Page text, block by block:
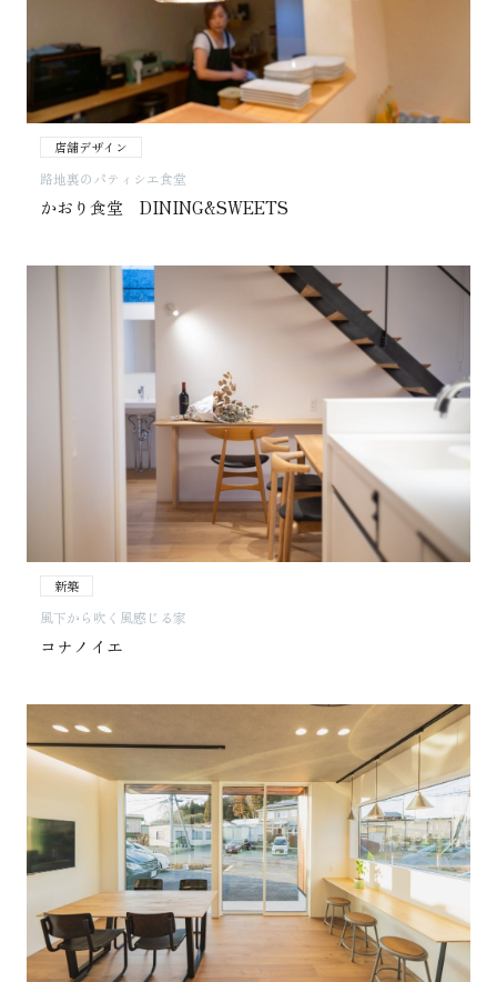
店舗デザイン
路地裏のパティシエ食堂
かおり食堂 DINING&SWEETS
新築
風下から吹く風感じる家
コナノイエ